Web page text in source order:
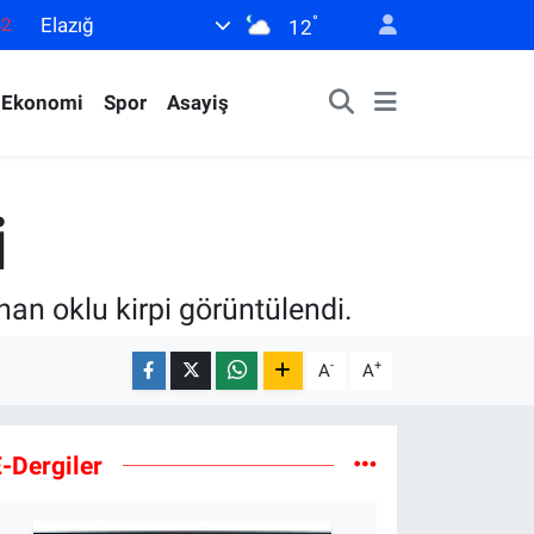
Elazığ 12°
Ekonomi Spor Asayiş
oklu kirpi görüntülendi.
A- A+
Dergiler